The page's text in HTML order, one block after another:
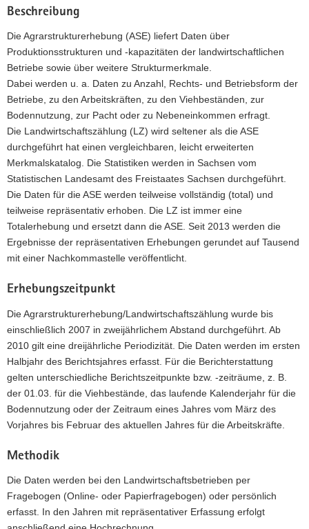
Beschreibung
Die Agrarstrukturerhebung (ASE) liefert Daten über
Produktionsstrukturen und -kapazitäten der landwirtschaftlichen
Betriebe sowie über weitere Strukturmerkmale.
Dabei werden u. a. Daten zu Anzahl, Rechts- und Betriebsform der
Betriebe, zu den Arbeitskräften, zu den Viehbeständen, zur
Bodennutzung, zur Pacht oder zu Nebeneinkommen erfragt.
Die Landwirtschaftszählung (LZ) wird seltener als die ASE
durchgeführt hat einen vergleichbaren, leicht erweiterten
Merkmalskatalog. Die Statistiken werden in Sachsen vom
Statistischen Landesamt des Freistaates Sachsen durchgeführt.
Die Daten für die ASE werden teilweise vollständig (total) und
teilweise repräsentativ erhoben. Die LZ ist immer eine
Totalerhebung und ersetzt dann die ASE. Seit 2013 werden die
Ergebnisse der repräsentativen Erhebungen gerundet auf Tausend
mit einer Nachkommastelle veröffentlicht.
Erhebungszeitpunkt
Die Agrarstrukturerhebung/Landwirtschaftszählung wurde bis
einschließlich 2007 in zweijährlichem Abstand durchgeführt. Ab
2010 gilt eine dreijährliche Periodizität. Die Daten werden im ersten
Halbjahr des Berichtsjahres erfasst. Für die Berichterstattung
gelten unterschiedliche Berichtszeitpunkte bzw. -zeiträume, z. B.
der 01.03. für die Viehbestände, das laufende Kalenderjahr für die
Bodennutzung oder der Zeitraum eines Jahres vom März des
Vorjahres bis Februar des aktuellen Jahres für die Arbeitskräfte.
Methodik
Die Daten werden bei den Landwirtschaftsbetrieben per
Fragebogen (Online- oder Papierfragebogen) oder persönlich
erfasst. In den Jahren mit repräsentativer Erfassung erfolgt